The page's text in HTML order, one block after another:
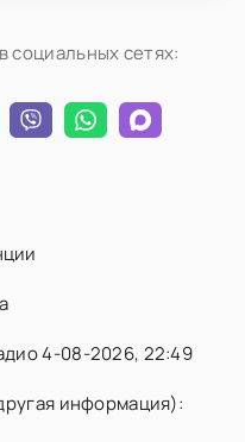
социальных сетях:
4-08-2026, 22:49
информация):